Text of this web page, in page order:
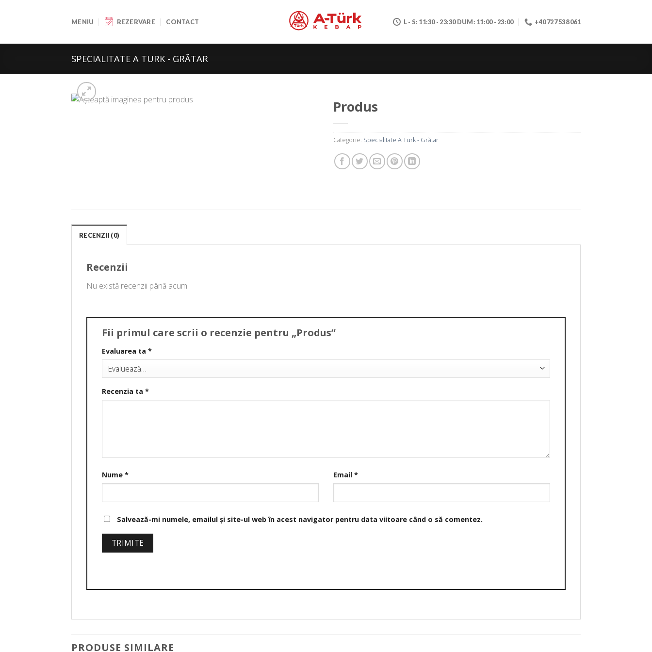
MENIU REZERVARE CONTACT L - S: 11:30 - 23:30 DUM: 11:00 - 23:00 +40 727 538 061
SPECIALITATE A TURK - GRĂTAR
Produs
Categorie: Specialitate A Turk - Grătar
RECENZII (0)
Recenzii
Nu există recenzii până acum.
Fii primul care scrii o recenzie pentru „Produs”
Evaluarea ta *
Recenzia ta *
Nume * Email *
Salvează-mi numele, emailul și site-ul web în acest navigator pentru data viitoare când o să comentez.
PRODUSE SIMILARE